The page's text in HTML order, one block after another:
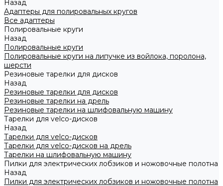
Назад
Адаптеры для полировальных кругов
Все адаптеры
Полировальные круги
Назад
Полировальные круги
Полировальные круги на липучке из войлока, поролона,
шерсти
Резиновые тарелки для дисков
Назад
Резиновые тарелки для дисков
Резиновые тарелки на дрель
Резиновые тарелки на шлифовальную машину
Тарелки для velco-дисков
Назад
Тарелки для velco-дисков
Тарелки для velco-дисков на дрель
Тарелки на шлифовальную машину
Пилки для электрических лобзиков и ножовочные полотна
Назад
Пилки для электрических лобзиков и ножовочные полотна